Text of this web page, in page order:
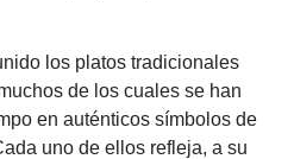
los platos tradicionales
de los cuales se han
en auténticos símbolos de
uno de ellos refleja, a su